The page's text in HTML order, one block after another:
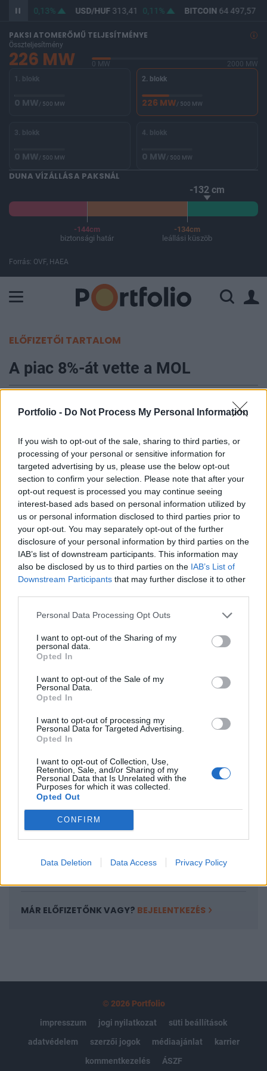
Portfolio - Do Not Process My Personal Information
If you wish to opt-out of the sale, sharing to third parties, or
processing of your personal or sensitive information for
targeted advertising by us, please use the below opt-out
section to confirm your selection. Please note that after your
opt-out request is processed you may continue seeing
interest-based ads based on personal information utilized by
us or personal information disclosed to third parties prior to
your opt-out. You may separately opt-out of the further
disclosure of your personal information by third parties on the
IAB’s list of downstream participants. This information may
also be disclosed by us to third parties on the IAB’s List of
Downstream Participants that may further disclose it to other
Personal Data Processing Opt Outs
I want to opt-out of the Sharing of my
personal data.
Opted In
I want to opt-out of the Sale of my
Personal Data.
Opted In
I want to opt-out of processing my
Personal Data for Targeted Advertising.
Opted In
I want to opt-out of Collection, Use,
Retention, Sale, and/or Sharing of my
Personal Data that Is Unrelated with the
Purposes for which it was collected.
Opted Out
CONFIRM
Data Deletion Data Access Privacy Policy
362,20 0,13% USD/HUF313,41 0,11% BITCOIN64 497,57
PAKSI ATOMERŐMŰ TELJESÍTMÉNYE
Összteljesítmény
226 MW 0 MW
2000 MW
1. blokk
0 MW/ 500 MW
2. blokk
226 MW/ 500 MW
3. blokk
0 MW/ 500 MW
4. blokk
0 MW/ 500 MW
DUNA VÍZÁLLÁSA PAKSNÁL
-132 cm
-144cm
biztonsági határ
-134cm
leállási küszöb
Forrás: OVF, HAEA
ELŐFIZETŐI TARTALOM
A piac 8%-át vette a MOL
2008. január 25. 08:37
A MOL a 2007. július 16-án közzétett és 2008.
január 22-én módosított bejelentése alapján,
2008. január 24-án 70,000 darab MOL részvényt
vásárolt a Budapesti Értéktőzsdén az ING Bank
Zrt. mint befektetési szolgáltató
közreműködésével 22,763 Ft/db átlagárfolyamon.
A tranzakciót követően a társaság 1,613,734 db "A"
sorozatú valamint 578 db "C" sorozatú MOL
részvényt birtokol.
pakettjeivel együtt pedig 41.9-ra. A saját részvény állomány
1.5%-os.Tegnap a MOL a piaci forgalomnak a 8%-át
vásárolta vissza, június 22-e óta a vásárlások átlagára
összesen 513 mrd Ft-ot költött a saját részvény...
KEDVES OLVASÓNK!
A keresett cikk a portfolio.hu hírarchívumához
regisztrációhoz kötött.
Az előfizetés a következőket tartalmazza:
Portfolio.hu teljes cikkarchívum
Kötéslisták: BÉT elmúlt 2 év napon belüli
kötéslistái
Előfizetés
MÁR ELŐFIZETŐNK VAGY? BEJELENTKEZÉS
© 2026 Portfolio
impresszum
jogi nyilatkozat
süti beállítások
adatvédelem
szerzői jogok médiaajánlat
karrier
kommentkezelés
ÁSZF